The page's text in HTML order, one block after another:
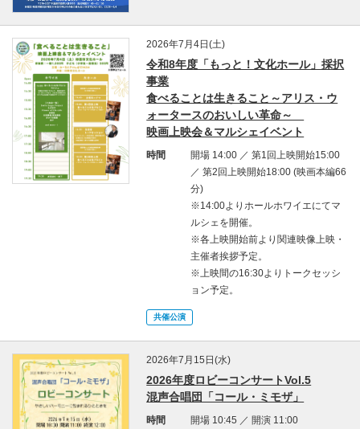
2026年7月4日(土)
令和8年度「もっと！文化ホール」採択
事業
食べることは生きること～アリス・ウ
ォータースのおいしい革命～
映画上映会＆マルシェイベント
時間
開場 14:00 ／ 第1回上映開始15:00
／ 第2回上映開始18:00 (映画本編66
分)
※14:00よりホールホワイエにてマ
ルシェを開催。
※各上映開始前より関連映像上映・
主催者挨拶予定。
※上映間の16:30よりトークセッシ
ョン予定。
共催公演
2026年7月15日(水)
2026年度ロビーコンサートVol.5
混声合唱団「コール・ミモザ」
時間
開場 10:45 ／ 開演 11:00